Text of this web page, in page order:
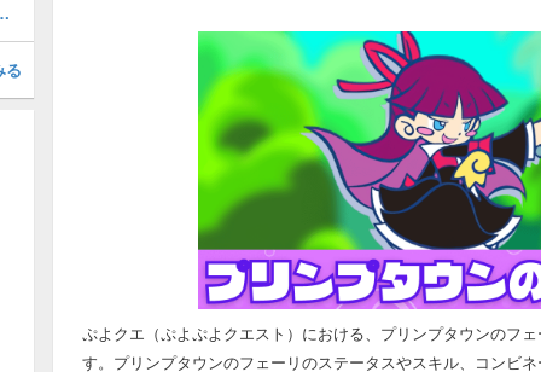
ぷよクエ（ぷよぷよクエスト）における、プリンプタウンのフ
す。プリンプタウンのフェーリのステータスやスキル、コンビ
ル・ステータス
る